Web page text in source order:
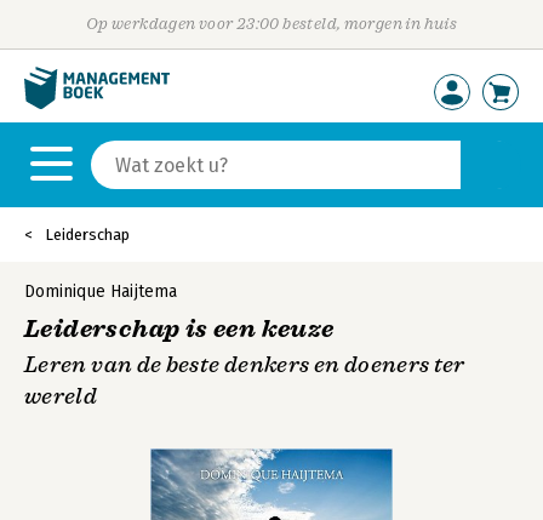
Op werkdagen voor 23:00 besteld, morgen in huis
Leiderschap
Dominique Haijtema
Leiderschap is een keuze
Leren van de beste denkers en doeners ter
wereld